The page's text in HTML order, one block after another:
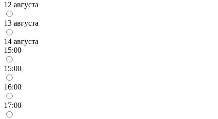
12 августа
13 августа
14 августа
15:00
15:00
16:00
17:00